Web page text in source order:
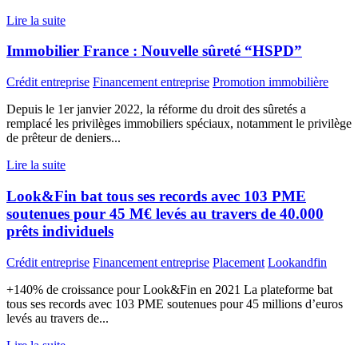
Lire la suite
Immobilier France : Nouvelle sûreté “HSPD”
Crédit entreprise Financement entreprise Promotion immobilière
Depuis le 1er janvier 2022, la réforme du droit des sûretés a
remplacé les privilèges immobiliers spéciaux, notamment le privilège
de prêteur de deniers...
Lire la suite
Look&Fin bat tous ses records avec 103 PME
soutenues pour 45 M€ levés au travers de 40.000
prêts individuels
Crédit entreprise Financement entreprise Placement Lookandfin
+140% de croissance pour Look&Fin en 2021 La plateforme bat
tous ses records avec 103 PME soutenues pour 45 millions d’euros
levés au travers de...